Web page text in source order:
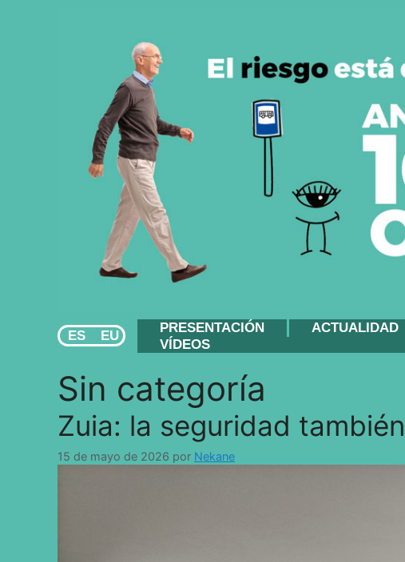
ES EU
PRESENTACIÓN ACTUALIDAD
VÍDEOS
Sin categoría
Zuia: la seguridad
15 de mayo de 2026 por Nekane